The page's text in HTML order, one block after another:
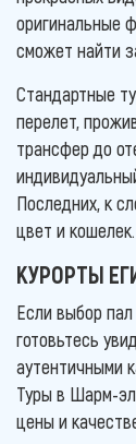
оригинальные
сможет найти
Стандартные
перелет,
трансфер до
Последних, к
цвет и кошелек.
КУРОРТЫ
Если выбор
готовьтесь
аутентичными
Туры в Шарм-
цены и